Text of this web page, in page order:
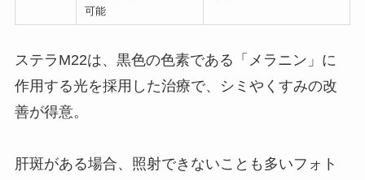
可能
ステラM22は、黒色の色素である「メラニン」に
作用する光を採用した治療で、シミやくすみの改
善が得意。
肝斑がある場合、照射できないことも多いフォト